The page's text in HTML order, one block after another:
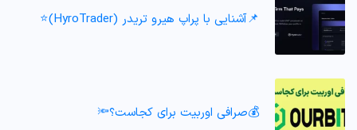
📌آشنایی با پراپ هیرو تریدر (HyroTrader)⭐️
💰صرافی اوربیت برای کجاست؟🔦